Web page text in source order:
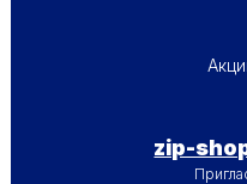
ПОДВАЛ - МЕНЮ 2
zip-